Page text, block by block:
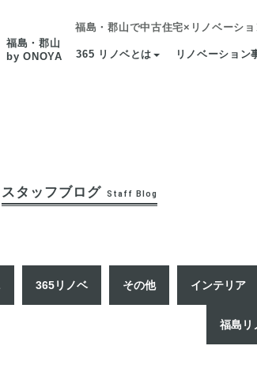
福島・郡山
by ONOYA
福島・郡山で中古住宅×リノベーショ
365 リノベとは リノベーション
スタッフブログ Staff Blog
365リノベ その他 インテリア
福島リ